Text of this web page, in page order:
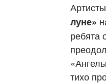
луне»
ребята
тихо